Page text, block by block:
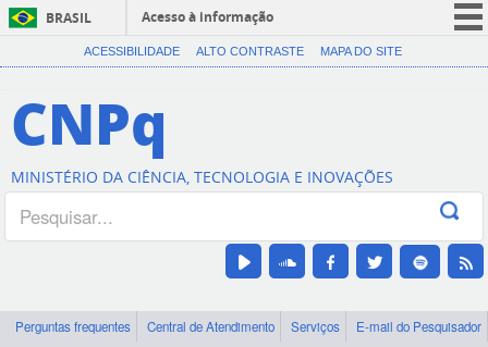
BRASIL
Acesso à informação
CORONAVÍRUS (COVID-19)
Canais
ACESSIBILIDADE ALTO CONTRASTE MAPA DO SITE
CNPq
MINISTÉRIO DA CIÊNCIA, TECNOLOGIA E INOVAÇÕES
Perguntas frequentes Central de Atendimento Serviços
E-mail do Pesquisador